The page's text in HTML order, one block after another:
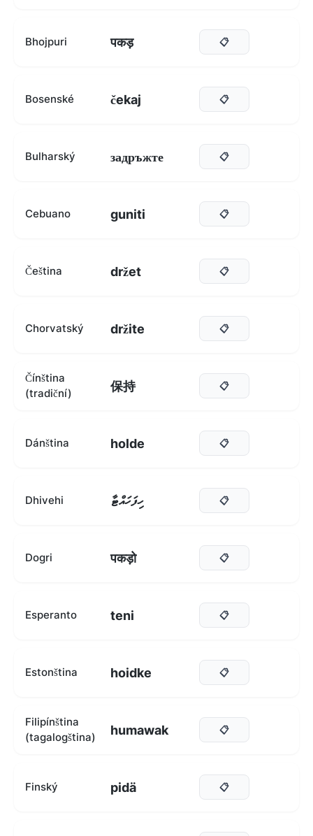
Bhojpuri पकड़ 📋
Bosenské čekaj 📋
Bulharský задръжте 📋
Cebuano guniti 📋
Čeština držet 📋
Chorvatský držite 📋
Čínština
(tradiční)
保持 📋
Dánština holde 📋
Dhivehi ހިފަހައްޓާ 📋
Dogri पकड़ो 📋
Esperanto teni 📋
Estonština hoidke 📋
Filipínština
(tagalogština)
humawak 📋
Finský pidä 📋